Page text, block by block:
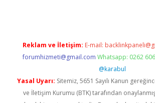
Reklam ve İletişim: E-mail:
forumhizmeti@gmail.com Whatsapp: 0262
@karabul
Yasal Uyarı: Sitemiz, 5651 Sayılı Kanun
ve İletişim Kurumu (BTK) tarafından